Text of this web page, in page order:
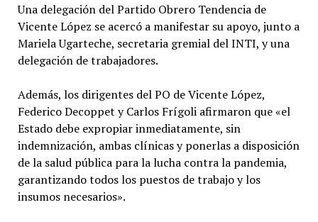
Una delegación del Partido Obrero Tendencia de
Vicente López se acercó a manifestar su apoyo, junto a
Mariela Ugarteche, secretaria gremial del INTI, y una
delegación de trabajadores.
Además, los dirigentes del PO de Vicente López,
Federico Decoppet y Carlos Frígoli afirmaron que «el
Estado debe expropiar inmediatamente, sin
indemnización, ambas clínicas y ponerlas a disposición
de la salud pública para la lucha contra la pandemia,
garantizando todos los puestos de trabajo y los
insumos necesarios».